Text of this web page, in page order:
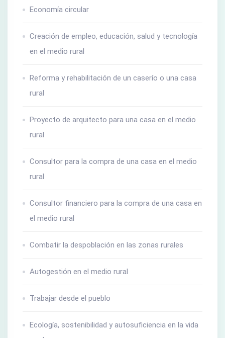
Economía circular
Creación de empleo, educación, salud y tecnología
en el medio rural
Reforma y rehabilitación de un caserío o una casa
rural
Proyecto de arquitecto para una casa en el medio
rural
Consultor para la compra de una casa en el medio
rural
Consultor financiero para la compra de una casa en
el medio rural
Combatir la despoblación en las zonas rurales
Autogestión en el medio rural
Trabajar desde el pueblo
Ecología, sostenibilidad y autosuficiencia en la vida